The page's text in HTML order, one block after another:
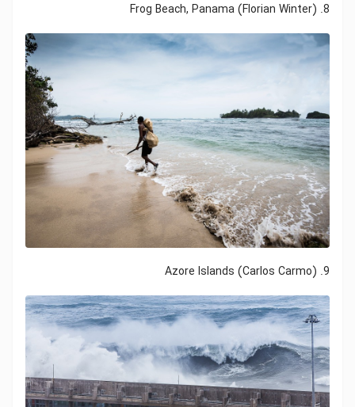
8. Frog Beach, Panama (Florian Winter)
9. Azore Islands (Carlos Carmo)